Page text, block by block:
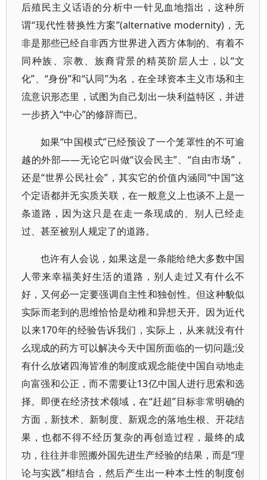
后殖民主义话语的分析中一针见血地指出，这种所
谓“现代性替换性方案”(alternative modernity)，无
非是那些已经自非西方世界进入西方体制的、有着不
同种族、宗教、族裔背景的精英阶层人士，以“文
化”、“身份”和“认同”为名，在全球资本主义市场和主
流意识形态里，试图为自己划出一块利益特区，并进
一步挤入“中心”的修辞而已。
如果“中国模式”已经预设了一个笼罩性的不可逾
越的外部——无论它叫做“议会民主”、“自由市场”，
还是“世界公民社会”，其实它的价值内涵同“中国”这
个定语都并无实质关联，在一般意义上也谈不上是一
条道路，因为这只是在走一条现成的、别人已经走
过、甚至被别人规定了的道路。
也许有人会说，如果这是一条能给绝大多数中国
人带来幸福美好生活的道路，别人走过又有什么不
好，又何必一定要强调自主性和独创性。但这种貌似
实际而老到的思维恰恰是幼稚和异想天开。因为近代
以来170年的经验告诉我们，实际上，从来就没有什
么现成的药方可以解决今天中国所面临的一切问题;没
有什么放诸四海皆准的制度或观念能使中国自动地走
向富强和公正，而不需要让13亿中国人进行思索和选
择。即便在经济技术领域，在“赶超”目标非常明确的
方面，新技术、新制度、新观念的落地生根、开花结
果，也都不得不经历复杂的再创造过程，最终的成
功，往往并非照搬外国先进生产经验的结果，而是“理
论与实践”相结合，然后产生出一种本土性的制度创